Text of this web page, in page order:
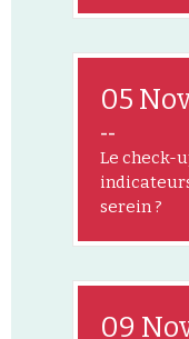
05
--
Le check-
serein ?
09